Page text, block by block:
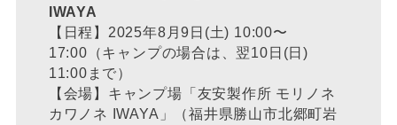
IWAYA
【日程】2025年8月9日(土) 10:00〜
17:00（キャンプの場合は、翌10日(日)
11:00まで）
【会場】キャンプ場「友安製作所 モリノネ
カワノネ IWAYA」（福井県勝山市北郷町岩